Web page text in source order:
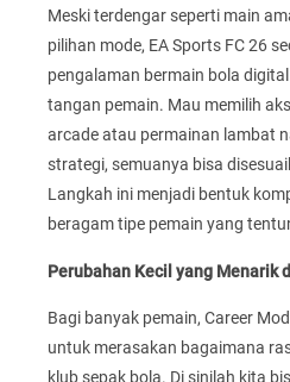
Meski terdengar seperti main
pilihan mode, EA Sports FC 26
pengalaman bermain bola
tangan pemain. Mau memilih
arcade atau permainan lambat
strategi, semuanya bisa
Langkah ini menjadi bentuk
beragam tipe pemain yang
Perubahan Kecil yang Menarik
Bagi banyak pemain, Career
untuk merasakan bagaimana
klub sepak bola. Di sinilah kita